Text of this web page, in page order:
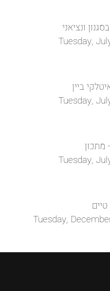
ונציאני
Tuesday,
ביין
Tuesday,
מתכון
Tuesday,
Tuesday,